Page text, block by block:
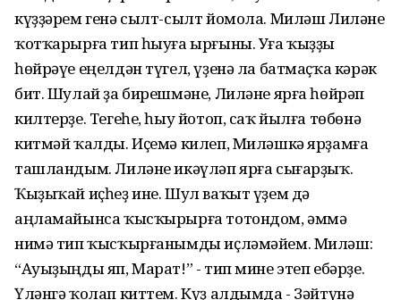
күҙҙәрем генә сылт-сылт йомола. Миләш Лиләне
ҡотҡарырға тип һыуға ырғыны. Уға ҡыҙҙы
һөйрәүе еңелдән түгел, үҙенә ла батмаҫҡа кәрәк
бит. Шулай ҙа бирешмәне, Лиләне ярға һөйрәп
килтерҙе. Тегеһе, һыу йотоп, саҡ йылға төбөнә
китмәй ҡалды. Иҫемә килеп, Миләшкә ярҙамға
ташландым. Лиләне икәүләп ярға сығарҙыҡ.
Ҡыҙыҡай иҫһеҙ ине. Шул ваҡыт үҙем дә
аңламайынса ҡысҡырырға тотондом, әммә
нимә тип ҡысҡырғанымды иҫләмәйем. Миләш:
“Ауыҙыңды яп, Марат!” - тип мине этеп ебәрҙе.
Үләнгә ҡолап киттем. Күҙ алдымда - Зәйтүнә